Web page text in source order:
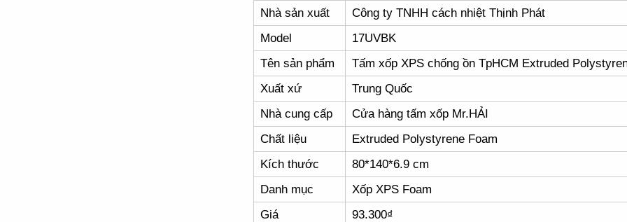
Nhà sản xuất
Công ty TNHH cách nhiệt Thịnh Phát
Model
17UVBK
Tên sản phẩm
Tấm xốp XPS chống ồn TpHCM Extruded
Xuất xứ
Trung Quốc
Nhà cung cấp
Cửa hàng tấm xốp Mr.HẢI
Chất liệu
Extruded Polystyrene Foam
Kích thước
80*140*6.9 cm
Danh mục
Xốp XPS Foam
Giá
93.300₫